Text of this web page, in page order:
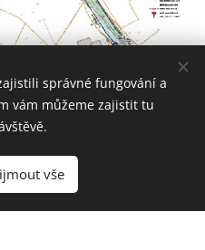
správné fungování a
vám můžeme zajistit tu
vše